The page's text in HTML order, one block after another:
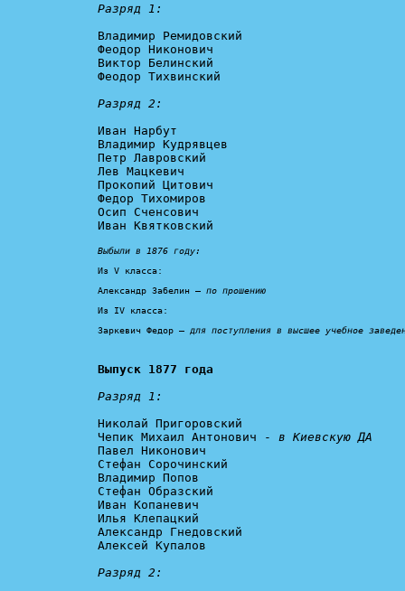
Разряд 1:
Владимир Ремидовский
Феодор Никонович
Виктор Белинский
Феодор Тихвинский
Разряд 2:
Иван Нарбут
Владимир Кудрявцев
Петр Лавровский
Лев Мацкевич
Прокопий Цитович
Федор Тихомиров
Осип Сченсович
Иван Квятковский
Выбыли в 1876 году:
Из V класса:
Александр Забелин — по прошению
Из IV класса:
Заркевич Федор — для поступления в высшее учебное
Выпуск 1877 года
Разряд 1:
Николай Пригоровский
Чепик Михаил Антонович - в Киевскую ДА
Павел Никонович
Стефан Сорочинский
Владимир Попов
Стефан Образский
Иван Копаневич
Илья Клепацкий
Александр Гнедовский
Алексей Купалов
Разряд 2: